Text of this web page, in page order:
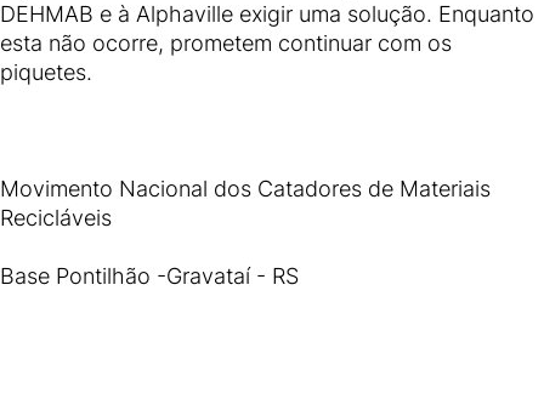
DEHMAB e à Alphaville exigir uma solução. Enquanto
esta não ocorre, prometem continuar com os
piquetes.
Movimento Nacional dos Catadores de Materiais
Recicláveis
Base Pontilhão -Gravataí - RS